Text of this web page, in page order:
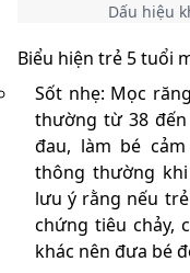
Dấu hiệu
Biểu hiện trẻ 5 tuổi
Sốt nhẹ: Mọc
thường từ 38 đến
đau, làm bé
thông thường
lưu ý rằng nếu
chứng tiêu chảy,
khác nên đưa bé